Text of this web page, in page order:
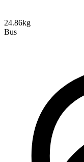
24.86kg
Bus